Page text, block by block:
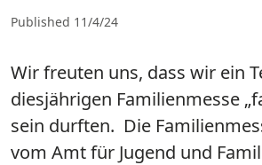
Published 11/4/24
Wir freuten uns, dass wir ein
diesjährigen Familienmesse
sein durften. Die
vom Amt für Jugend und